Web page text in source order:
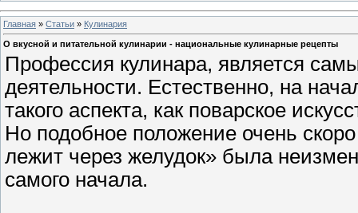
Главная » Статьи » Кулинария
О вкусной и питательной кулинарии - национальные кулинарные рецепты
Профессия кулинара, является
деятельности. Естественно, на
такого аспекта, как поварское
Но подобное положение очень
лежит через желудок» была
самого начала.